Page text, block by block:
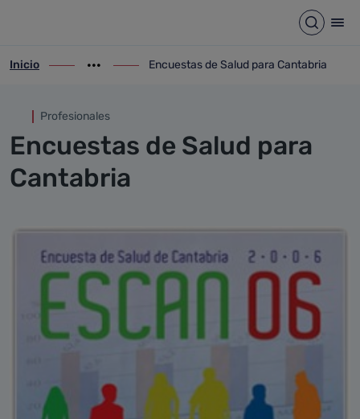
Encuestas de Salud para Abrir
ir-a inicio
Inicio
Mostrar opciones del camino de migas
ir-a Encuestas de Salud para Cantabria
Encuestas de Salud para Cantabria
Profesionales
Encuestas de Salud para
Cantabria